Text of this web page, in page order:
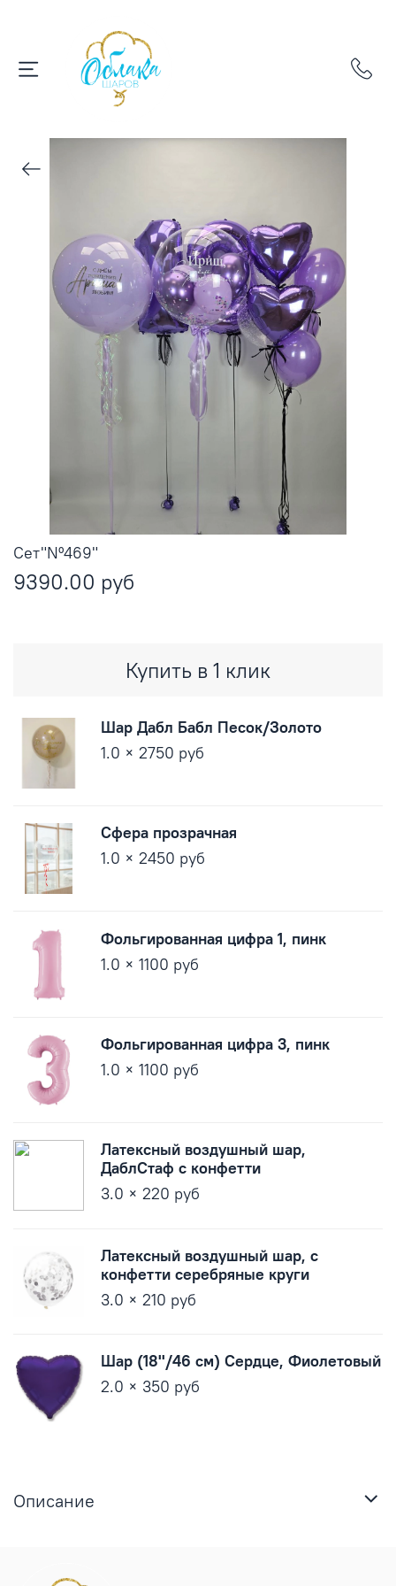
Сет"Nº469"
9390.00 руб
Купить в 1 клик
Шар Дабл Бабл Песок/Золото
1.0 × 2750 руб
Сфера прозрачная
1.0 × 2450 руб
Фольгированная цифра 1, пинк
1.0 × 1100 руб
Фольгированная цифра 3, пинк
1.0 × 1100 руб
Латексный воздушный шар,
ДаблСтаф с конфетти
3.0 × 220 руб
Латексный воздушный шар, с
конфетти серебряные круги
3.0 × 210 руб
Шар (18''/46 см) Сердце, Фиолетовый
2.0 × 350 руб
Описание